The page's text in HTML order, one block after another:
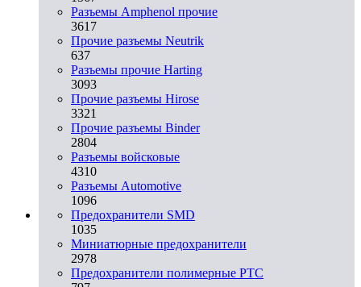
Разъемы Amphenol прочие
3617
Прочие разъемы Neutrik
637
Разъемы прочие Harting
3093
Прочие разъемы Hirose
3321
Прочие разъемы Binder
2804
Разъемы войсковые
4310
Разъeмы Automotive
1096
Предохранители SMD
1035
Миниатюрные предохранители
2978
Предохранители полимерные PTC